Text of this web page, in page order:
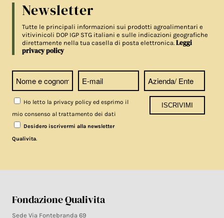
Newsletter
Tutte le principali informazioni sui prodotti agroalimentari e
vitivinicoli DOP IGP STG italiani e sulle indicazioni geografiche
direttamente nella tua casella di posta elettronica.Leggi
privacy policy
Ho letto la privacy policy ed esprimo il
mio consenso al trattamento dei dati
Desidero iscrivermi alla newsletter
Qualivita.
Fondazione Qualivita
Sede Via Fontebranda 69